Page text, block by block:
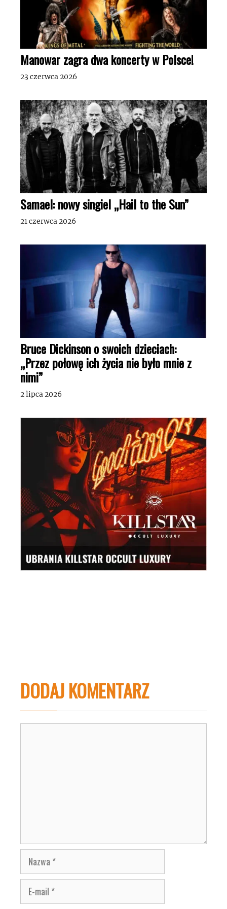
Manowar zagra dwa koncerty w Polsce!
23 czerwca 2026
Samael: nowy singiel „Hail to the Sun”
21 czerwca 2026
Bruce Dickinson o swoich dzieciach:
„Przez połowę ich życia nie było mnie z
nimi”
2 lipca 2026
DODAJ KOMENTARZ
Nazwa
E-
mail